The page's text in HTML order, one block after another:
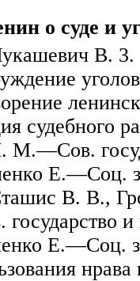
о суде и
В. 3.
судебного
М.—Сов. г
Е.—Соц.
В. В.,
Е.—Соц.